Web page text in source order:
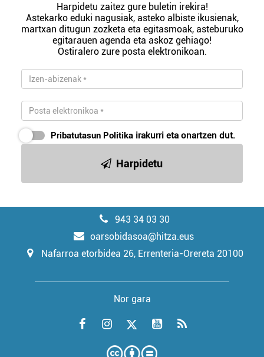
Harpidetu zaitez gure buletin irekira!
Astekarko eduki nagusiak, asteko albiste ikusienak,
martxan ditugun zozketa eta egitasmoak, asteburuko
egitarauen agenda eta askoz gehiago!
Ostiralero zure posta elektronikoan.
Pribatutasun Politika irakurri eta onartzen dut.
Harpidetu
943 34 03 30
oarsobidasoa@hitza.eus
Nafarroa etorbidea 26, Errenteria-Orereta 20100
Nor gara